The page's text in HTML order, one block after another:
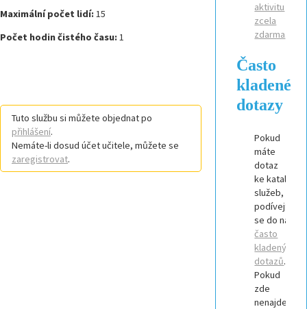
Maximální počet lidí:15
Počet hodin čistého času:1
Tuto službu si můžete objednat po
přihlášení.
Nemáte-li dosud účet učitele, můžete se
zaregistrovat.
aktivitu
zcela
zdarma
Často
kladené
dotazy
Pokud
máte
dotaz
ke katalogu
služeb,
podívejte
se do našich
často
kladených
dotazů.
Pokud
zde
nenajdete